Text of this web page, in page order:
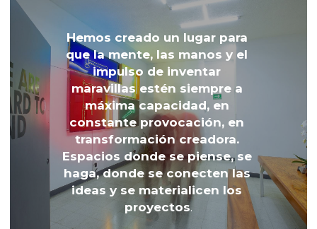
Hemos creado un lugar para
que la mente, las manos y el
impulso de inventar
maravillas estén siempre a
máxima capacidad, en
constante provocación, en
transformación creadora.
Espacios donde se piense, se
haga, donde se conecten las
ideas y se materialicen los
proyectos.